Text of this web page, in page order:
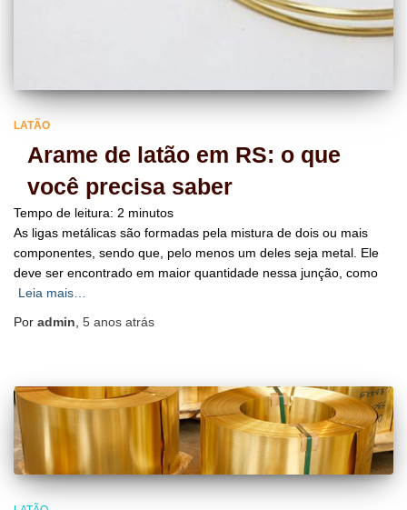
LATÃO
Arame de latão em RS: o que
você precisa saber
Tempo de leitura: 2 minutos
As ligas metálicas são formadas pela mistura de dois ou mais
componentes, sendo que, pelo menos um deles seja metal. Ele
deve ser encontrado em maior quantidade nessa junção, como
Leia mais…
Por admin 5 anos atrás